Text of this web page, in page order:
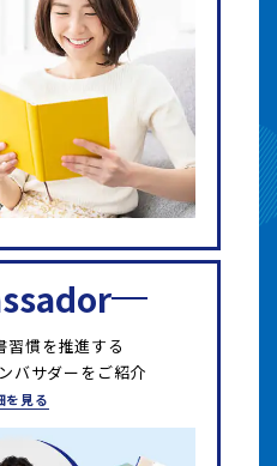
習慣を推進する
バサダーをご紹介
見る